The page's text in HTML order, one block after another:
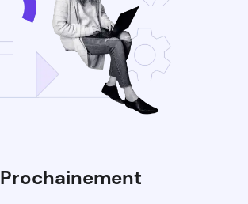
Prochainement